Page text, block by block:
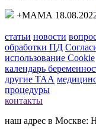
+МАМА
статьи новости
обработки ПД
использование Cookie
календарь
другие ТАА
процедуры
контакты
наш адрес в Москве: